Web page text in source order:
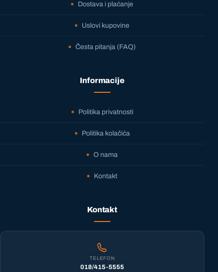
Dostava i plaćanje
Uslovi kupovine
Česta pitanja (FAQ)
Informacije
Politika privatnosti
Politika kolačića
O nama
Kontakt
Kontakt
TELEFON
018/415-5555